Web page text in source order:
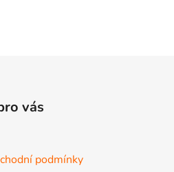
vás
podmínky